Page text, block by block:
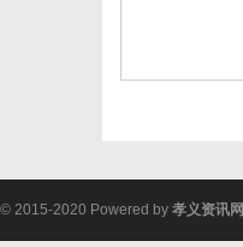
© 2015-2020 Powered by 孝义资讯网